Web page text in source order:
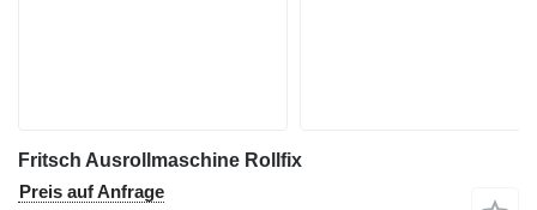
Fritsch Ausrollmaschine Rollfix
Preis auf Anfrage